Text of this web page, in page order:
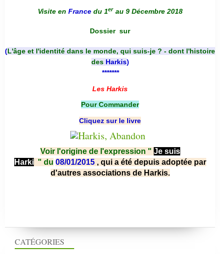
CATÉGORIES
Visite en France du 1er au 9 Décembre 2018
Dossier sur
(L'âge et l'identité dans le monde, qui suis-je ? - dont l'histoire
des Harkis)
*******
Les Harkis
Pour Commander
Cliquez sur le livre
Voir l'origine de l'expression " Je suis
Harki " du 08/01/2015 , qui a été depuis adoptée par
d'autres associations de Harkis.